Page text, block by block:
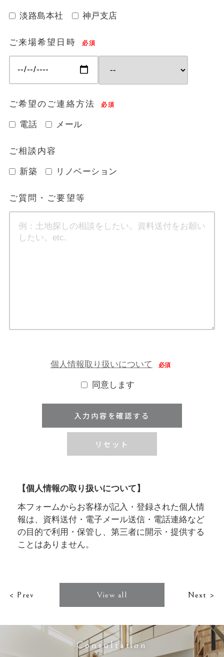
淡路島本社 神戸支店
ご来場希望日時 必須
ご希望のご連絡方法 必須
電話 メール
ご相談内容
新築 リノベーション
ご質問・ご要望等
個人情報取り扱いについて 必須
同意します
リセット
【個人情報の取り扱いについて】
本フォームからお客様が記入・登録された個人情
報は、資料送付・電子メール送信・電話連絡など
の目的で利用・保管し、第三者に開示・提供する
ことはありません。
< Prev View all Next >
Consultation